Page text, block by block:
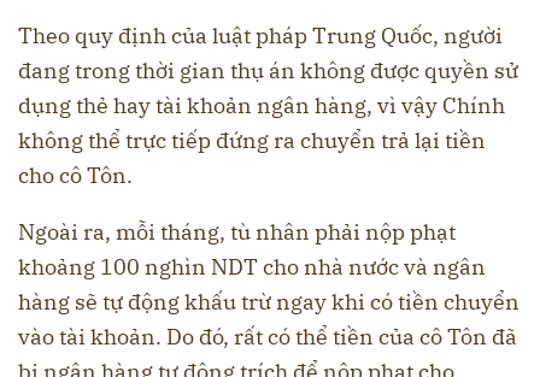
Theo quy định của luật pháp Trung Quốc, người
đang trong thời gian thụ án không được quyền sử
dụng thẻ hay tài khoản ngân hàng, vì vậy Chính
không thể trực tiếp đứng ra chuyển trả lại tiền
cho cô Tôn.
Ngoài ra, mỗi tháng, tù nhân phải nộp phạt
khoảng 100 nghìn NDT cho nhà nước và ngân
hàng sẽ tự động khấu trừ ngay khi có tiền chuyển
vào tài khoản. Do đó, rất có thể tiền của cô Tôn đã
bị ngân hàng tự động trích để nộp phạt cho